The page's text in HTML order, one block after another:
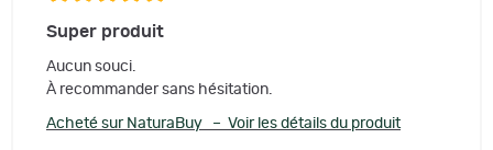
Super produit
Aucun souci.
À recommander sans hésitation.
Acheté sur NaturaBuy – Voir les détails du produit